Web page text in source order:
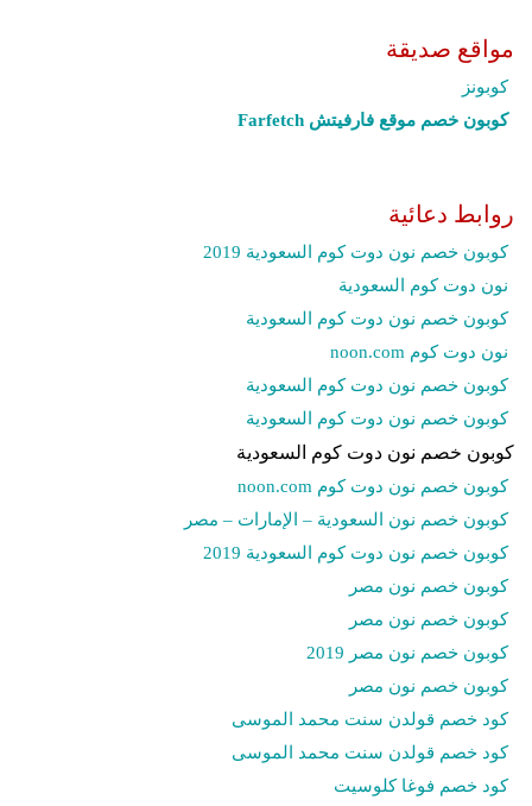
مواقع صديقة
كوبونز
كوبون خصم موقع فارفيتش Farfetch‎
روابط دعائية
كوبون خصم نون دوت كوم السعودية 2019
نون دوت كوم السعودية
كوبون خصم نون دوت كوم السعودية
نون دوت كوم noon.com
كوبون خصم نون دوت كوم السعودية
كوبون خصم نون دوت كوم السعودية
كوبون خصم نون دوت كوم السعودية
كوبون خصم نون دوت كوم noon.com
كوبون خصم نون السعودية – الإمارات – مصر
كوبون خصم نون دوت كوم السعودية 2019
كوبون خصم نون مصر
كوبون خصم نون مصر
كوبون خصم نون مصر 2019
كوبون خصم نون مصر
كود خصم قولدن سنت محمد الموسى
كود خصم قولدن سنت محمد الموسى
كود خصم فوغا كلوسيت